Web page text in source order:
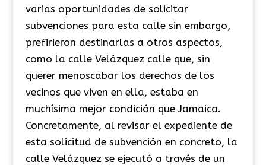
varias oportunidades de solicitar
subvenciones para esta calle sin embargo,
prefirieron destinarlas a otros aspectos,
como la calle Velázquez calle que, sin
querer menoscabar los derechos de los
vecinos que viven en ella, estaba en
muchísima mejor condición que Jamaica.
Concretamente, al revisar el expediente de
esta solicitud de subvención en concreto, la
calle Velázquez se ejecutó a través de un